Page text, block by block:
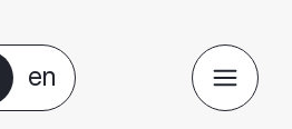
en